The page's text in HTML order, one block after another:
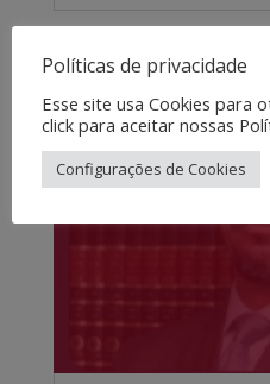
Políticas de privacidade
Esse site usa Cookies para
click para aceitar nossas
Configurações de Cookies